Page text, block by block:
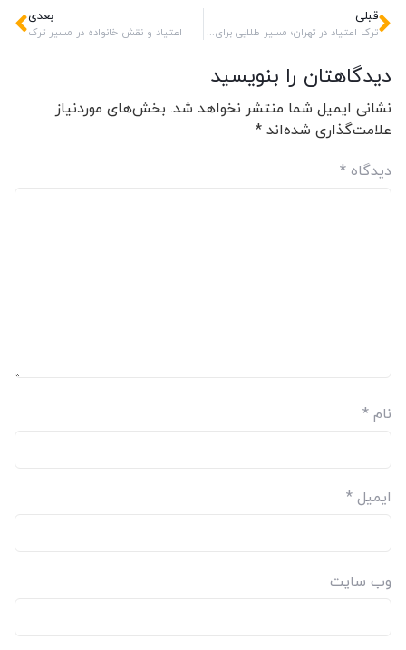
قبلی
ترک اعتیاد در تهران؛ مسیر طلایی برای تولد دوباره
بعدی
اعتیاد و نقش خانواده در مسیر ترک
دیدگاهتان را بنویسید
نشانی ایمیل شما منتشر نخواهد شد. بخش‌های موردنیاز
علامت‌گذاری شده‌اند *
دیدگاه *
نام *
ایمیل *
وب‌ سایت